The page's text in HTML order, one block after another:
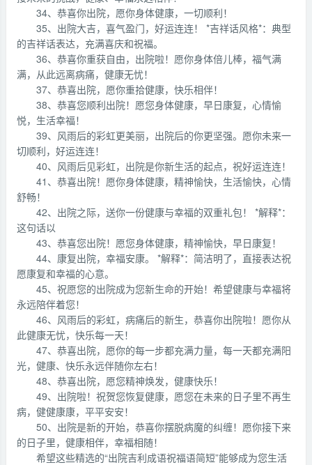
34、恭喜你出院，愿你身体健康，一切顺利！
35、出院大吉，喜气盈门，好运连连！ *吉祥话风格*：典型
的吉祥话表达，充满喜庆和祝福。
36、恭喜你重获自由，出院啦！愿你身体倍儿棒，福气满
满，从此远离病痛，健康无忧！
37、恭喜出院，愿你重拾健康，快乐相伴！
38、恭喜您顺利出院！愿您身体健康，早日康复，心情愉
悦，生活幸福！
39、风雨后的彩虹更美丽，出院后的你更坚强。愿你未来一
切顺利，好运连连！
40、风雨后见彩虹，出院是你新生活的起点，祝好运连连！
41、恭喜出院！愿你身体健康，精神愉快，生活愉快，心情
舒畅！
42、出院之际，送你一份健康与幸福的双重礼包！ *解释*：
这句话以
43、恭喜您出院！愿您身体健康，精神愉快，早日康复！
44、康复出院，幸福安康。 *解释*：简洁明了，直接表达祝
愿康复和幸福的心意。
45、祝愿您的出院成为您新生命的开始！希望健康与幸福将
永远陪伴着您！
46、风雨后的彩虹，病痛后的新生，恭喜你出院啦！愿你从
此健康无忧，快乐每一天！
47、恭喜出院，愿你的每一步都充满力量，每一天都充满阳
光，健康、快乐永远伴随你左右！
48、恭喜出院，愿您精神焕发，健康快乐！
49、出院啦！祝贺您恢复健康，愿您在未来的日子里不再生
病，健健康康，平平安安！
50、出院是新的开始，恭喜你摆脱病魔的纠缠！愿你接下来
的日子里，健康相伴，幸福相随！
希望这些精选的“出院吉利成语祝福语简短”能够成为您生活